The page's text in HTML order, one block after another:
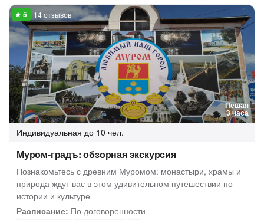
Пешая
3 часа
14 отзывов
Индивидуальная до 10 чел.
Муром-градъ: обзорная экскурсия
Познакомьтесь с древним Муромом: монастыри, храмы и
природа ждут вас в этом удивительном путешествии по
истории и культуре
Расписание: По договоренности